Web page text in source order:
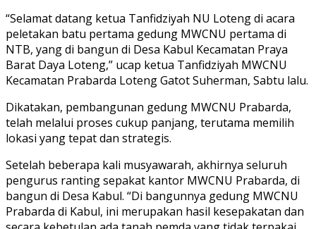
“Selamat datang ketua Tanfidziyah NU Loteng di acara
peletakan batu pertama gedung MWCNU pertama di
NTB, yang di bangun di Desa Kabul Kecamatan Praya
Barat Daya Loteng,” ucap ketua Tanfidziyah MWCNU
Kecamatan Prabarda Loteng Gatot Suherman, Sabtu lalu.
Dikatakan, pembangunan gedung MWCNU Prabarda,
telah melalui proses cukup panjang, terutama memilih
lokasi yang tepat dan strategis.
Setelah beberapa kali musyawarah, akhirnya seluruh
pengurus ranting sepakat kantor MWCNU Prabarda, di
bangun di Desa Kabul. “Di bangunnya gedung MWCNU
Prabarda di Kabul, ini merupakan hasil kesepakatan dan